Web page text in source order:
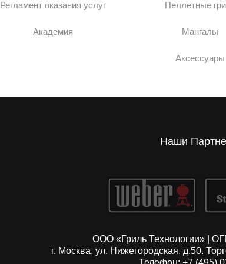
Регламент оказания услуг
Академия
Пеллетные
Мангалы
Аксессуары
Наши
ООО «Гриль Технологии» |
г. Москва, ул. Нижегородская, д.50.